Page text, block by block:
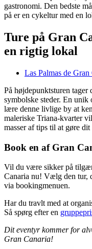
gastronomi. Den bedste
på er en cykeltur med en
Ture på Gran
en rigtig lokal
Las Palmas de
På højdepunktsturen tager
symbolske steder. En
lære denne livlige by at
maleriske Triana-kvarter
masser af tips til at gøre
Book en af Gran
Vil du være sikker på
Canaria nu! Vælg den tur,
via bookingmenuen.
Har du travlt med at
Så spørg efter en
Dit eventyr kommer for
Gran Canaria!